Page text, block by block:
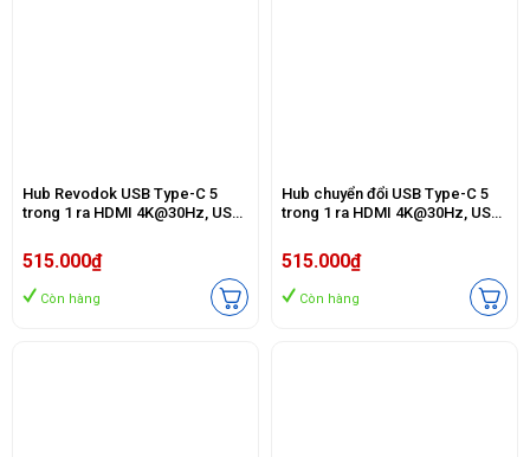
Hub Revodok USB Type-C 5
trong 1 ra HDMI 4K@30Hz, USB
cao cấp
515.000₫
Còn hàng
Hub chuyển đổi USB Type-C 5
trong 1 ra HDMI 4K@30Hz, USB
15596 cao cấp
515.000₫
Còn hàng